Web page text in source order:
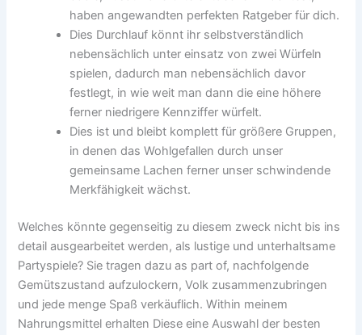
haben angewandten perfekten Ratgeber für dich.
Dies Durchlauf könnt ihr selbstverständlich
nebensächlich unter einsatz von zwei Würfeln
spielen, dadurch man nebensächlich davor
festlegt, in wie weit man dann die eine höhere
ferner niedrigere Kennziffer würfelt.
Dies ist und bleibt komplett für größere Gruppen,
in denen das Wohlgefallen durch unser
gemeinsame Lachen ferner unser schwindende
Merkfähigkeit wächst.
Welches könnte gegenseitig zu diesem zweck nicht bis ins
detail ausgearbeitet werden, als lustige und unterhaltsame
Partyspiele? Sie tragen dazu as part of, nachfolgende
Gemütszustand aufzulockern, Volk zusammenzubringen
und jede menge Spaß verkäuflich. Within meinem
Nahrungsmittel erhalten Diese eine Auswahl der besten